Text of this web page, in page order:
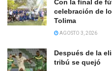
Con la final de
celebración de
Tolima
AGOSTO 3, 2026
Después de la
tribú se quejó